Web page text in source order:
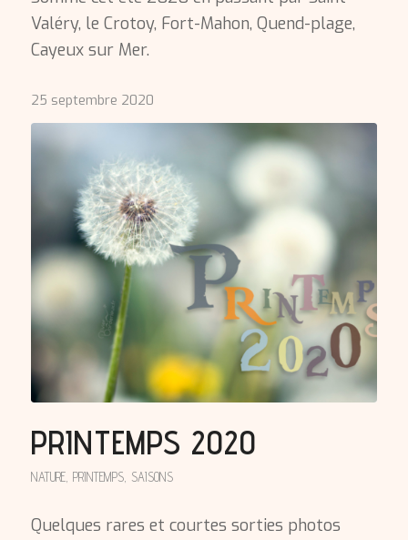
Valéry, le Crotoy, Fort-Mahon, Quend-plage,
Cayeux sur Mer.
25 septembre 2020
PRINTEMPS 2020
NATURE, PRINTEMPS, SAISONS
Quelques rares et courtes sorties photos